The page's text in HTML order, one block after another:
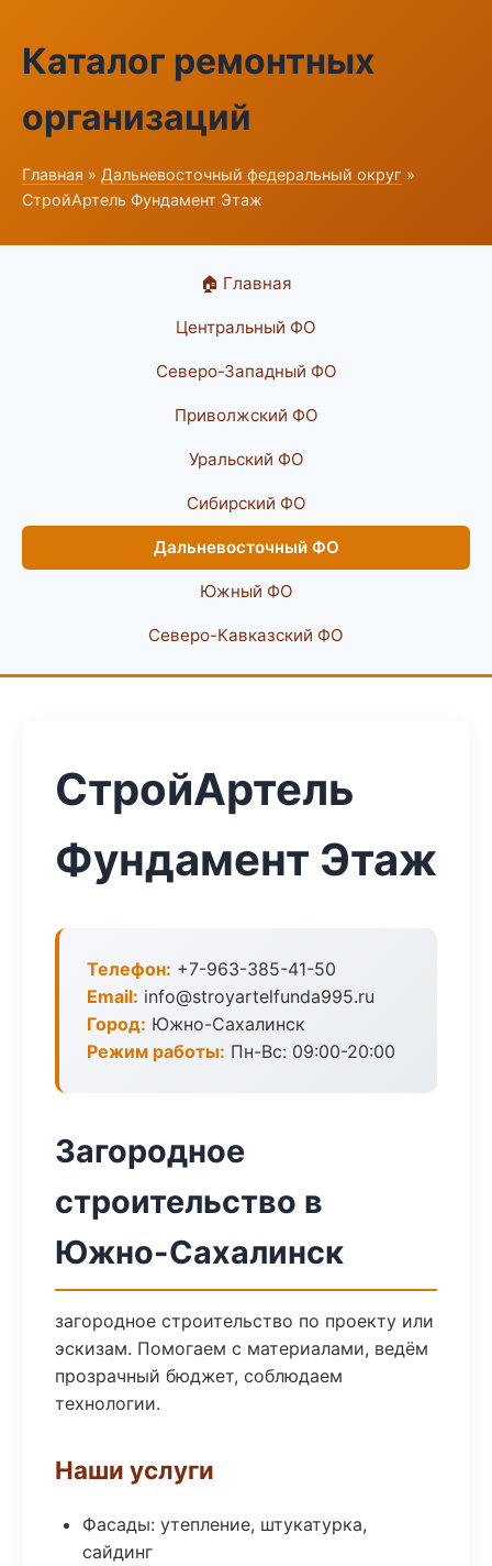
Каталог ремонтных
организаций
Главная » Дальневосточный федеральный округ »
СтройАртель Фундамент Этаж
🏠 Главная
Центральный ФО
Северо-Западный ФО
Приволжский ФО
Уральский ФО
Сибирский ФО
Дальневосточный ФО
Южный ФО
Северо-Кавказский ФО
СтройАртель
Фундамент Этаж
Телефон: +7-963-385-41-50
Email: info@stroyartelfunda995.ru
Город: Южно-Сахалинск
Режим работы: Пн-Вс: 09:00-20:00
Загородное
строительство в
Южно-Сахалинск
загородное строительство по проекту или
эскизам. Помогаем с материалами, ведём
прозрачный бюджет, соблюдаем
технологии.
Наши услуги
Фасады: утепление, штукатурка,
сайдинг